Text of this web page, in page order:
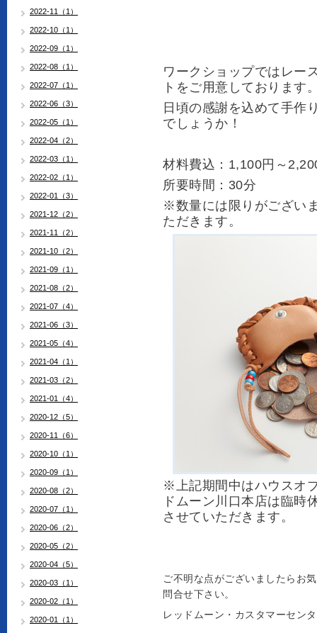
ワークショップではレー
トをご用意しております
日頃の感謝を込めて手作
でしょうか！
材料費込：1,100円～
所要時間：30分
※数量には限りがござい
ただきます。
※上記期間中はハウスオ
ドムーン川口本店は臨時
させていただきます。
ご不明な点がございましたらお
問合せ下さい。
レッドムーン・カスタマーセン
2022-11（1）
2022-10（1）
2022-09（1）
2022-08（1）
2022-07（1）
2022-06（3）
2022-05（1）
2022-04（2）
2022-03（1）
2022-02（1）
2022-01（3）
2021-12（2）
2021-11（2）
2021-10（2）
2021-09（1）
2021-08（2）
2021-07（4）
2021-06（3）
2021-05（4）
2021-04（1）
2021-03（2）
2021-01（4）
2020-12（5）
2020-11（6）
2020-10（1）
2020-09（1）
2020-08（2）
2020-07（1）
2020-06（2）
2020-05（2）
2020-04（5）
2020-03（1）
2020-02（1）
2020-01（1）